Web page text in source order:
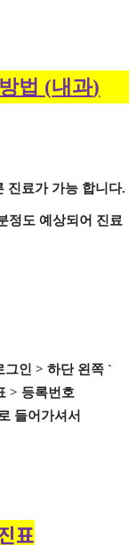
법 (내과)
진료가 가능 합니다.
정도 예상되어 진료
그인>하단 왼쪽`
> 등록번호
들어가셔서
표